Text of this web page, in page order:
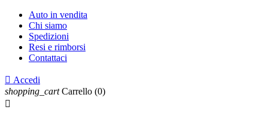
Auto in vendita
Chi siamo
Spedizioni
Resi e rimborsi
Contattaci
 Accedi
shopping_cart Carrello (0)
